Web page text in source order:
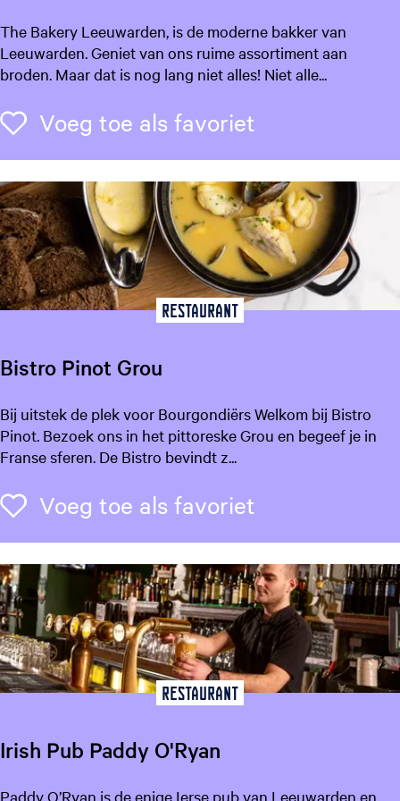
n
T
h
e
a
e
r
y
L
e
e
u
w
d
n
The Bakery Leeuwarden, is de moderne bakker van
Leeuwarden. Geniet van ons ruime assortiment aan
broden. Maar dat is nog lang niet alles! Niet alle...
Voeg toe als favoriet
Bistro Pinot Grou
B
i
s
r
P
i
n
o
t
G
r
o
Bij uitstek de plek voor Bourgondiërs Welkom bij Bistro
Pinot. Bezoek ons in het pittoreske Grou en begeef je in
Franse sferen. De Bistro bevindt z...
Restaurant
Voeg toe als favoriet
Irish Pub Paddy O'Ryan
IPaddy O’Ryan is de enige Ierse pub van Leeuwarden en
Restaurant